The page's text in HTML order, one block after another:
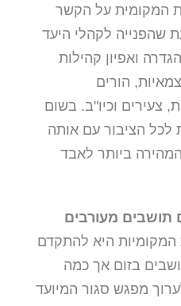
המקומית על הקשר
שהפנייה לקהלי היעד
ואפיון קהילות
הורים
צעירים וכיו"ב. בשום
לכל הציבור עם אותה
ביותר לאבד
מעורבים
המקומיות היא להתקדם
בזום אך כמה
מפגש סגור המיועד